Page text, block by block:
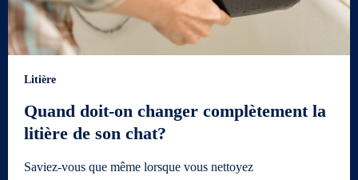
Litière
Quand doit-on changer complètement la
litière de son chat?
Saviez-vous que même lorsque vous nettoyez